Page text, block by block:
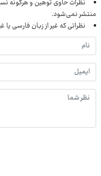
نظرات حاوی توهین و هرگونه
منتشر نمی‌شود.
نظراتی که غیر از زبان فارسی